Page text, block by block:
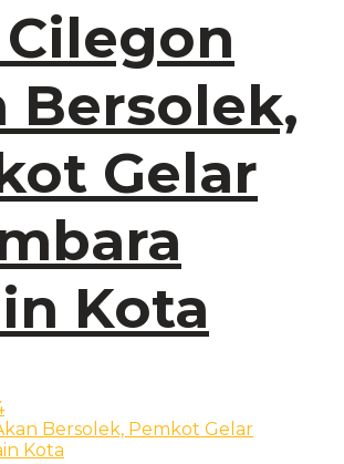
Bersolek,
Gelar
Kota